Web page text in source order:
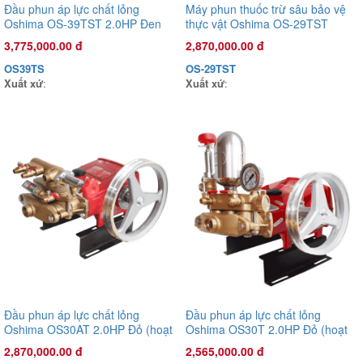
Đầu phun áp lực chất lỏng Con Ong Vàng COV22C 1.0HP Cam
Đầu phun áp lực chất lỏng
Oshima OS-39TST 2.0HP Đen
(hoạt động bằng sức kéo động
cơ) (pittông sứ)
3,775,000.00 đ
OS39TS
Xuất xứ:
Máy phun thuốc trừ sâu bảo vệ
thực vật Oshima OS-29TST
1.0HP Đen (hoạt động bằng sức
kéo động cơ) (pittông sứ)
2,870,000.00 đ
OS-29TST
Xuất xứ:
Đầu phun áp lực chất lỏng
Oshima OS30AT 2.0HP Đỏ (hoạt
động bằng sức kéo động cơ)
2,870,000.00 đ
Đầu phun áp lực chất lỏng
Oshima OS30T 2.0HP Đỏ (hoạt
động bằng sức kéo động cơ)
2,565,000.00 đ